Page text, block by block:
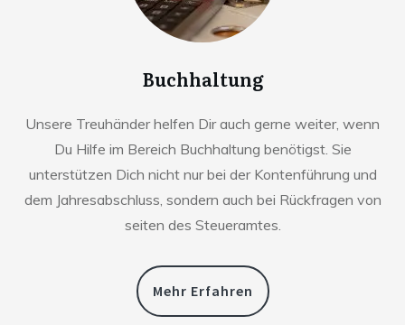
Buchhaltung
Unsere Treuhänder helfen Dir auch gerne weiter, wenn
Du Hilfe im Bereich Buchhaltung benötigst. Sie
unterstützen Dich nicht nur bei der Kontenführung und
dem Jahresabschluss, sondern auch bei Rückfragen von
seiten des Steueramtes.
Mehr Erfahren